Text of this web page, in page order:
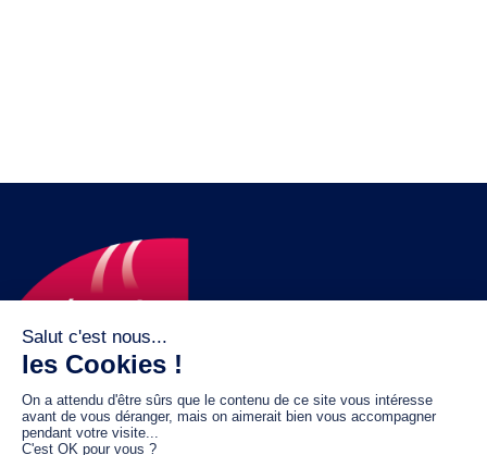
Le fonds de dotation MGC s’engage à
jouer un rôle dans la prévention santé
pour tous.